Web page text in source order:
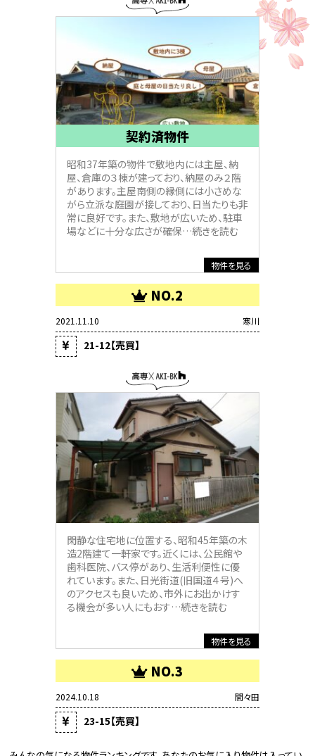
契約済物件
昭和37年築の物件で敷地内には主屋、納
屋、倉庫の３棟が建っており、納屋のみ２階
があります。主屋南側の縁側には小さめな
がら立派な庭園が接しており、日当たりも非
常に良好です。また、敷地が広いため、駐車
場などに十分な広さが確保…続きを読む
物件を見る
NO.2
2021.11.10 寒川
21-12【売買】
閑静な住宅地に位置する、昭和45年築の木
造2階建て一軒家です。近くには、公民館や
歯科医院、バス停があり、生活利便性に優
れています。また、日光街道(旧国道４号)へ
のアクセスも良いため、市外にお出かけす
る機会が多い人にもおす…続きを読む
物件を見る
NO.3
2024.10.18 間々田
23-15【売買】